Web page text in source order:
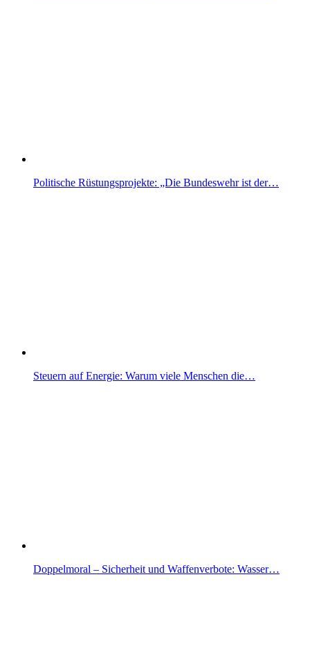
Politische Rüstungsprojekte: „Die Bundeswehr ist der…
Steuern auf Energie: Warum viele Menschen die…
Doppelmoral – Sicherheit und Waffenverbote: Wasser…